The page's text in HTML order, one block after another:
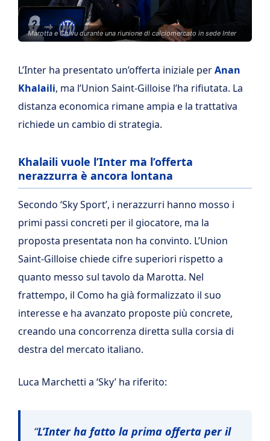
Marotta e Chivu durante una riunione di calciomercato in sede Inter
L’Inter ha presentato un’offerta iniziale perAnan
Khalaili, ma l’Union Saint-Gilloise l’ha rifiutata. La
distanza economica rimane ampia e la trattativa
richiede un cambio di strategia.
Khalaili vuole l’Inter ma l’offerta
nerazzurra è ancora lontana
Secondo ‘Sky Sport’, i nerazzurri hanno mosso i
primi passi concreti per il giocatore, ma la
proposta presentata non ha convinto. L’Union
Saint-Gilloise chiede cifre superiori rispetto a
quanto messo sul tavolo da Marotta. Nel
frattempo, il Como ha già formalizzato il suo
interesse e ha avanzato proposte più concrete,
creando una concorrenza diretta sulla corsia di
destra del mercato italiano.
Luca Marchetti a ‘Sky’ ha riferito:
“L’Inter ha fatto la prima offerta per il